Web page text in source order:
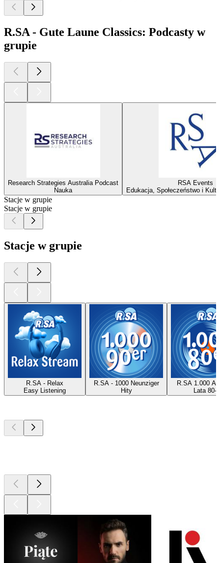
R.SA - Gute Laune Classics: Podcasty w
grupie
Research Strategies Australia Podcast
Nauka
RSA Events
Edukacja, Społeczeństwo i
Stacje w grupie
Stacje w grupie
Stacje w grupie
R.SA - Relax
Easy Listening
R.SA - 1000 Neunziger
Hity
R.SA 1.000
Lata 80-